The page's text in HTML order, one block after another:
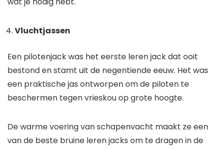
Vluchtjassen
Een pilotenjack was het eerste leren jack dat ooit
bestond en stamt uit de negentiende eeuw. Het was
een praktische jas ontworpen om de piloten te
beschermen tegen vrieskou op grote hoogte.
De warme voering van schapenvacht maakt ze een
van de beste bruine leren jacks om te dragen in de